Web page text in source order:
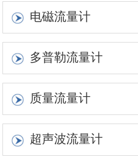
电磁流量计
多普勒流量计
质量流量计
超声波流量计